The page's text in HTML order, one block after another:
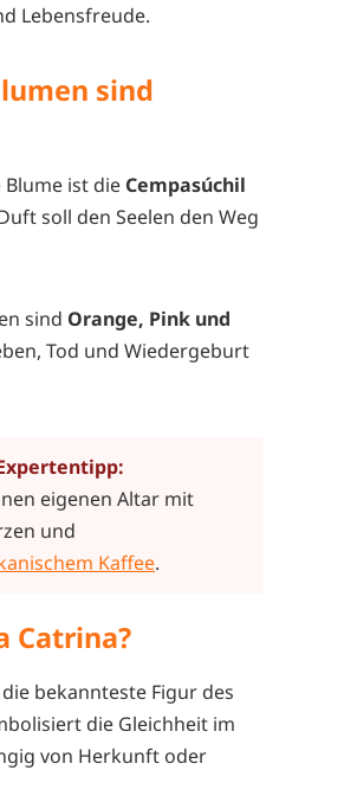
Lebensfreude.
sind
ist die Cempasúchil
soll den Seelen den Weg
sind Orange, Pink und
Tod und Wiedergeburt
eigenen Altar mit
und
Kaffee.
Catrina?
bekannteste Figur des
die Gleichheit im
von Herkunft oder